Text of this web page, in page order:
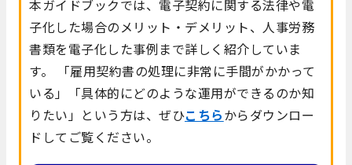
本ガイドブックでは、電子契約に関する法律や電
子化した場合のメリット・デメリット、人事労務
書類を電子化した事例まで詳しく紹介していま
す。 「雇用契約書の処理に非常に手間がかかって
いる」「具体的にどのような運用ができるのか知
りたい」という方は、ぜひこちらからダウンロー
ドしてご覧ください。